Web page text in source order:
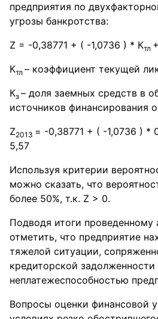
предприятия по
угрозы банкротства:
Z = -0,38771 + ( -1,0736 ) * Ктл
Ктл – коэффициент текущей
Кз – доля заемных средств в
источников финансирования
Z2013 = -0,38771 + ( -1,0736 ) *
5,57
Используя критерии
можно сказать, что
более 50%, т.к. Z > 0.
Подводя итоги проведенному
отметить, что предприятие
тяжелой ситуации,
кредиторской
неплатежеспособностью
Вопросы оценки финансовой